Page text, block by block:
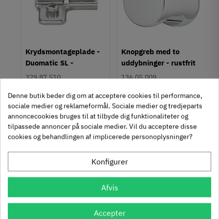
Brugt look
Hulafstand
Metalfarvet
Montering
M4 bolt
Type
Skålegreb
Stil
Antik
Krydsmontageplade -
Duomatic SL -
Euroskruer
329.87.510
9,25 kr -50%
4 Inkl. moms
312 stk på lager
Knopgreb med to
uddybninger - rustfrit
stål
136.05.009
14,40 kr-60%
5, 76 Inkl. moms
1131 stk på lager
Se også disse alternativer i stedet
Denne butik beder dig om at acceptere cookies til performance,
sociale medier og reklameformål. Sociale medier og tredjeparts
annoncecookies bruges til at tilbyde dig funktionaliteter og
tilpassede annoncer på sociale medier. Vil du acceptere disse
cookies og behandlingen af implicerede personoplysninger?
Konfigurer
Afvis
Accepter